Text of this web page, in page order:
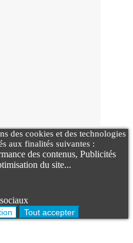
des cookies et des technologies
aux finalités suivantes :
des contenus, Publicités
du site...
Tout accepter